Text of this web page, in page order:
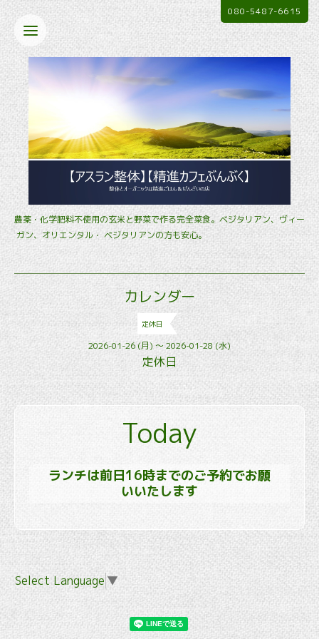
農薬・化学肥料不使用の玄米と野菜で作る完全菜食。ベジタリアン、ヴィー
ガン、オリエンタル・ ベジタリアンの方も安心。
080-5487-6615
カレンダー
定休日
2026-01-26 (月) ～ 2026-01-28 (水)
定休日
Today
ランチは前日16時までのご予約でお願
いいたします
Select Language ▼